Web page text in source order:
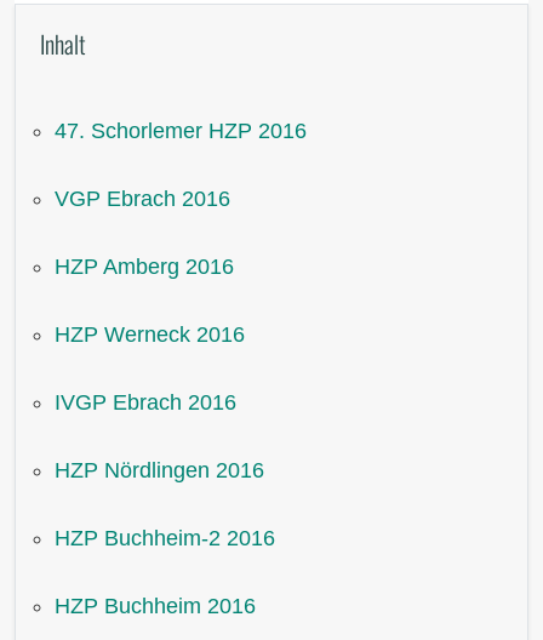
Inhalt
47. Schorlemer HZP 2016
VGP Ebrach 2016
HZP Amberg 2016
HZP Werneck 2016
IVGP Ebrach 2016
HZP Nördlingen 2016
HZP Buchheim-2 2016
HZP Buchheim 2016